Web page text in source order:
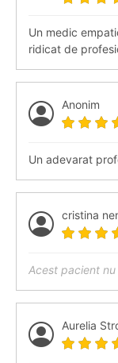
Un medic
ridicat de
Anonim
Un adevarat
cristina
Acest pacient
Aurelia